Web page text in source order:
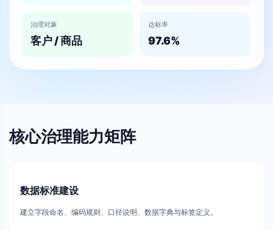
治理对象
客户 / 商品
达标率
97.6%
核心治理能力矩阵
数据标准建设
建立字段命名、编码规则、口径说明、数据字典与标签定义。